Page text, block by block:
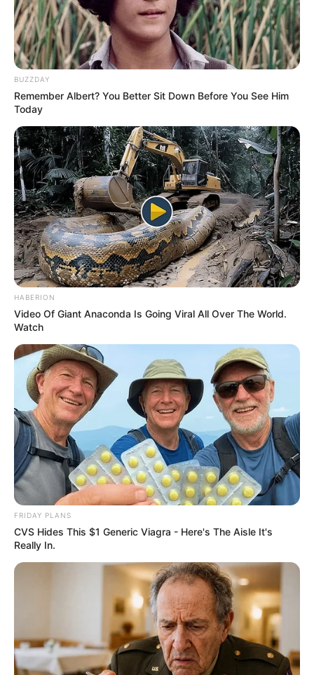
evidências científicas sobre a prática.
—Foto/Reprodução .
Máscara com sangue menstrual volta a viralizar nas redes.
PublicadonoJASB em 20 novembro.2025.Atualizadoem
25.novembro.2025.
WhatsApp: Rede do JASB
menstrual” voltou a viralizar nas redes sociais, mas
dermatologistas alertam quenão há comprovação científicados
supostos benefícios e que a prática pode trazer riscos de infecção
bacteriana.
--ad5
📲 Tendência polêmica nas redes sociais
A prática de aplicar sangue menstrual no rostocomo máscara
facial voltou a ganhar destaque em plataformas digitais.
Influenciadoras têm divulgado vídeos defendendo supostos
efeitos de rejuvenescimento e hidratação, mas especialistas da
dermatologia reforçam que não há estudos que comprovem tais
benefícios.
BUZZDAY
Remember Albert? You Better Sit Down Before You See Him
Today
HABERION
Video Of Giant Anaconda Is Going Viral All Over The World.
Watch
FRIDAY PLANS
CVS Hides This $1 Generic Viagra - Here's The Aisle It's
Really In.